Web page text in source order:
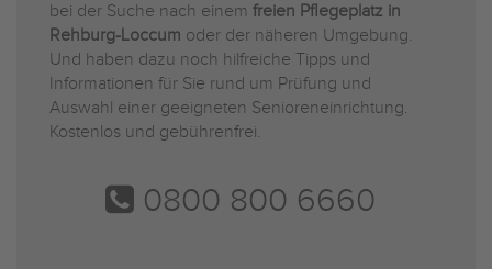
bei der Suche nach einem freien Pflegeplatz in
Rehburg-Loccum oder der näheren Umgebung.
Und haben dazu noch hilfreiche Tipps und
Informationen für Sie rund um Prüfung und
Auswahl einer geeigneten Senioreneinrichtung.
Kostenlos und gebührenfrei.
0800 800 6660